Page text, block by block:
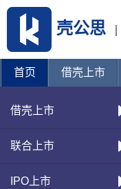
壳公思
首页 借壳上市
借壳上市
联合上市
IPO上市